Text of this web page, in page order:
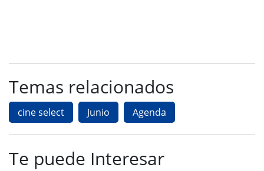
Temas relacionados
cine select Junio Agenda
Te puede Interesar